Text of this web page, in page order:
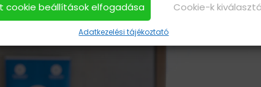
cookie beállítások elfogadása Cookie-k
Adatkezelési tájékoztató